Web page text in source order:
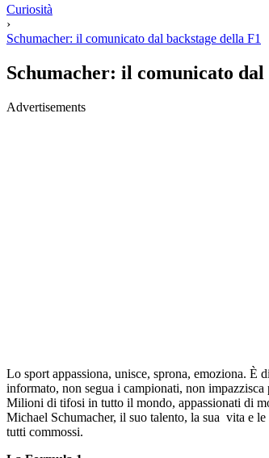
Curiosità
›
Schumacher: il comunicato dal backstage della F1
Schumacher: il comunicato dal
Advertisements
Lo sport appassiona, unisce, sprona, emoziona. È
informato, non segua i campionati, non
Milioni di tifosi in tutto il mondo, appassionati di
Michael Schumacher, il suo talento, la sua vita e
tutti commossi.